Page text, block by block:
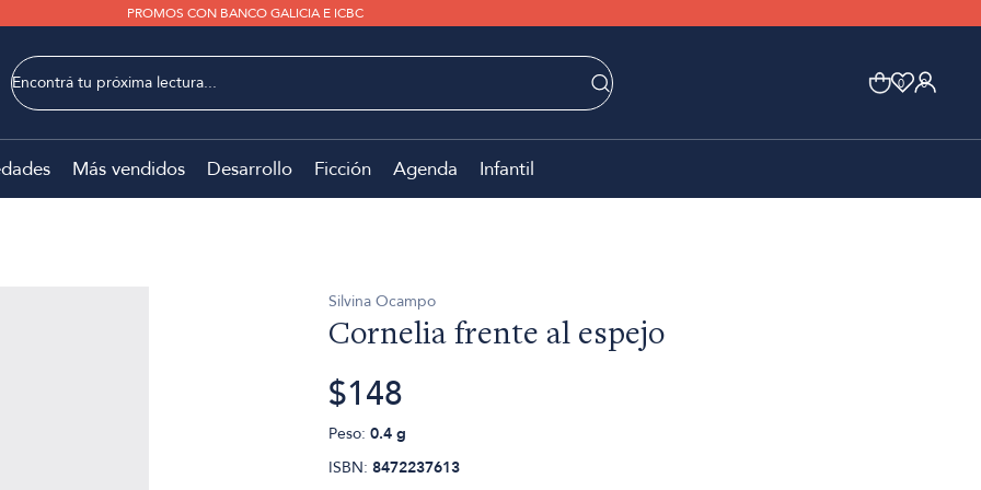
PROMOS CON BANCO GALICIA E ICBC
0 0
Más vendidos Desarrollo Ficción Agenda Infantil
Silvina Ocampo
Cornelia frente al espejo
$148
Peso: 0.4 g
ISBN: 8472237613